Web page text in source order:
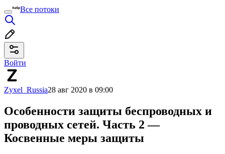
Все потоки
Войти
Zyxel_Russia28 авг 2020 в 09:00
Особенности защиты беспроводных и
проводных сетей. Часть 2 —
Косвенные меры защиты